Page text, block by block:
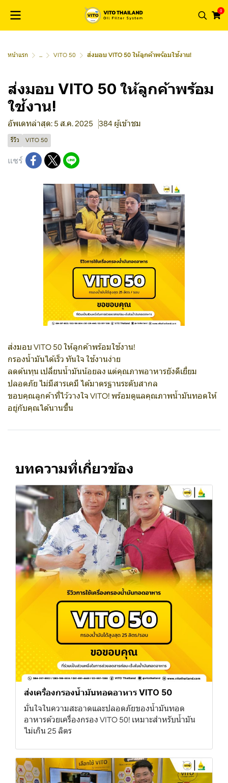
0
หน้าแรก ... VITO 50 ส่งมอบ VITO 50 ให้ลูกค้าพร้อมใช้งาน!
ส่งมอบ VITO 50 ให้ลูกค้าพร้อม
ใช้งาน!
อัพเดทล่าสุด: 5 ส.ค. 2025 384 ผู้เข้าชม
รีวิว VITO 50
แชร์
ส่งมอบ VITO 50 ให้ลูกค้าพร้อมใช้งาน!
กรองน้ำมันได้เร็ว ทันใจ ใช้งานง่าย
ลดต้นทุน เปลี่ยนน้ำมันน้อยลง แต่คุณภาพอาหารยังดีเยี่ยม
ปลอดภัย ไม่มีสารเคมี ได้มาตรฐานระดับสากล
ขอบคุณลูกค้าที่ไว้วางใจ VITO! พร้อมดูแลคุณภาพน้ำมันทอดให้
อยู่กับคุณได้นานขึ้น
บทความที่เกี่ยวข้อง
ส่งเครื่องกรองน้ำมันทอดอาหาร VITO 50
มั่นใจในความสะอาดและปลอดภัยของน้ำมันทอด
อาหารด้วยเครื่องกรอง VITO 50! เหมาะสำหรับน้ำมัน
ไม่เกิน 25 ลิตร